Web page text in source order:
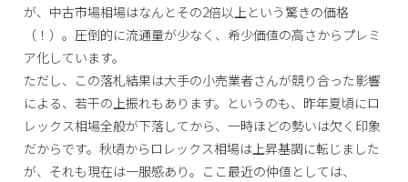
が、中古市場相場はなんとその2倍以上という驚きの価格
（！）。圧倒的に流通量が少なく、希少価値の高さからプレミ
ア化しています。
ただし、この落札結果は大手の小売業者さんが競り合った影響
による、若干の上振れもあります。というのも、昨年夏頃にロ
レックス相場全般が下落してから、一時ほどの勢いは欠く印象
だからです。秋頃からロレックス相場は上昇基調に転じました
が、それも現在は一服感あり。ここ最近の仲値としては、